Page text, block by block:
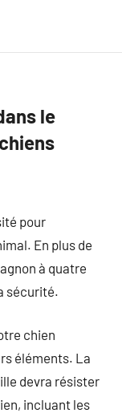
le
pour
En plus de
à quatre
sécurité.
chien
éléments. La
devra résister
incluant les